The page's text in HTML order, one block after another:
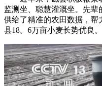
监测坐、聪慧灌溉坐。先辈
供给了精准的农田数据，帮
县18。6万亩小麦长势优良。